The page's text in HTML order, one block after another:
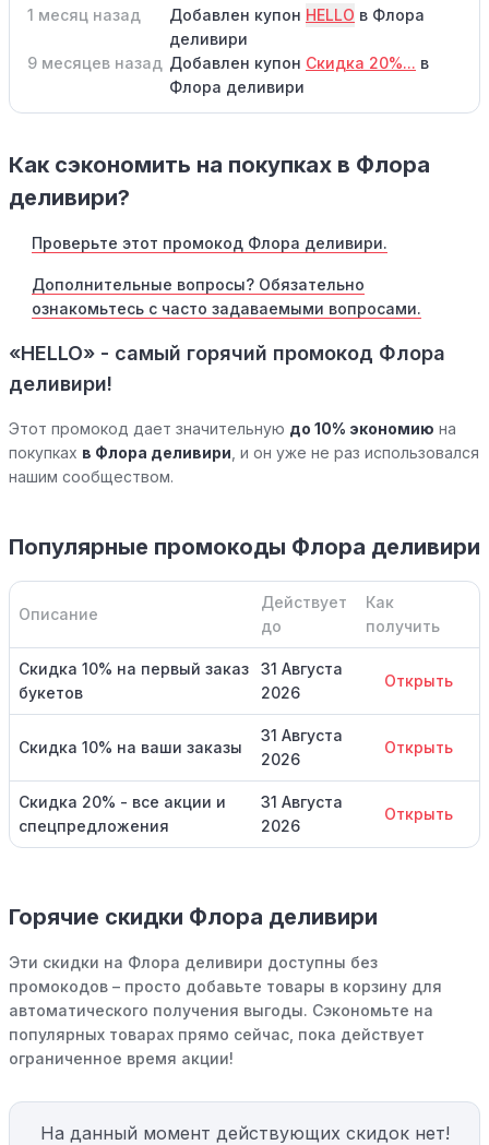
1 месяц назад Добавлен купон HELLO в Флора
деливири
9 месяцев назад Добавлен купон Скидка 20%... в
Флора деливири
Как сэкономить на покупках в Флора
деливири?
Проверьте этот промокод Флора деливири.
Дополнительные вопросы? Обязательно
ознакомьтесь с часто задаваемыми вопросами.
«HELLO» - самый горячий промокод Флора
деливири!
Этот промокод дает значительную до 10% экономию на
покупках в Флора деливири , и он уже не раз использовался
нашим сообществом.
Популярные промокоды Флора деливири
Описание
Действует
до
Как
получить
Скидка 10% на первый заказ
букетов
31 Августа
2026
Открыть
Скидка 10% на ваши заказы
31 Августа
2026
Открыть
Скидка 20% - все акции и
спецпредложения
31 Августа
2026
Открыть
Горячие скидки Флора деливири
Эти скидки на Флора деливири доступны без
промокодов – просто добавьте товары в корзину для
автоматического получения выгоды. Сэкономьте на
популярных товарах прямо сейчас, пока действует
ограниченное время акции!
На данный момент действующих скидок нет!